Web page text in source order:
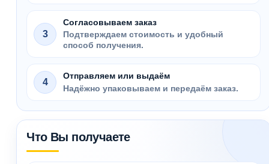
3
Согласовываем заказ
Подтверждаем стоимость и удобный
способ получения.
4
Отправляем или выдаём
Надёжно упаковываем и передаём заказ.
Что Вы получаете